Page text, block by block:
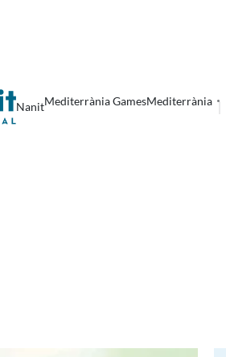
NanitMediterrània GamesMediterrània